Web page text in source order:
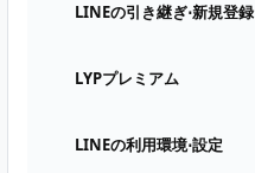
LINEの引き継ぎ⋅新規登録
LYPプレミアム
LINEの利用環境⋅設定